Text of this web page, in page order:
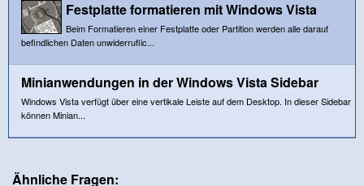
Festplatte formatieren mit Windows Vista
Beim Formatieren einer Festplatte oder Partition werden alle darauf
befindlichen Daten unwiderruflic...
Minianwendungen in der Windows Vista Sidebar
Windows Vista verfügt über eine vertikale Leiste auf dem Desktop. In dieser Sidebar
können Minian...
Ähnliche Fragen: